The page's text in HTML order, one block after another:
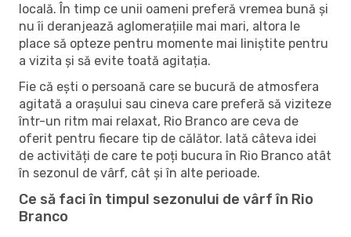
locală. În timp ce unii oameni preferă vremea bună și
nu îi deranjează aglomerațiile mai mari, altora le
place să opteze pentru momente mai liniștite pentru
a vizita și să evite toată agitația.
Fie că ești o persoană care se bucură de atmosfera
agitată a orașului sau cineva care preferă să viziteze
într-un ritm mai relaxat, Rio Branco are ceva de
oferit pentru fiecare tip de călător. Iată câteva idei
de activități de care te poți bucura în Rio Branco atât
în ​​sezonul de vârf, cât și în alte perioade.
Ce să faci în timpul sezonului de vârf în Rio
Branco